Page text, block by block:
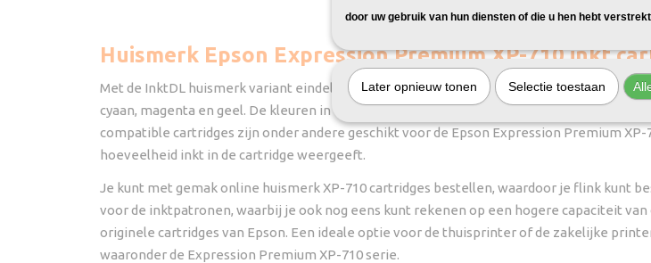
Huismerk Epson Expression Premium XP-710 inkt
Met de InktDL huismerk variant eindelijk goedkoop printen. Het InktDL huismerk voor
cyaan, magenta en geel. De kleuren in onze huismerk variant van de Epson Expression
compatible cartridges zijn onder andere geschikt voor de Epson Expression Premium
hoeveelheid inkt in de cartridge weergeeft.
Je kunt met gemak online huismerk XP-710 cartridges bestellen, waardoor je flink kunt
voor de inktpatronen, waarbij je ook nog eens kunt rekenen op een hogere capaciteit
originele cartridges van Epson. Een ideale optie voor de thuisprinter of de zakelijke
waaronder de Expression Premium XP-710 serie.
door uw gebruik van hun diensten of die u hen hebt
Later opnieuw tonen Selectie toestaan